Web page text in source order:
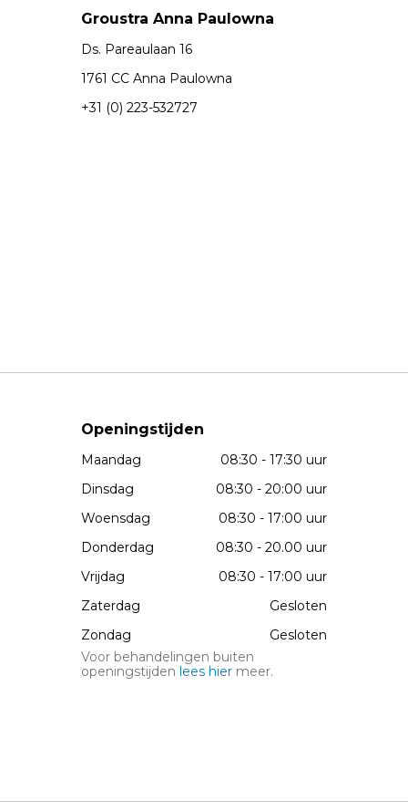
Groustra Anna Paulowna
Ds. Pareaulaan 16
1761 CC Anna Paulowna
+31 (0) 223-532727
Openingstijden
Maandag
08:30 - 17:30 uur
Dinsdag
08:30 - 20:00 uur
Woensdag
08:30 - 17:00 uur
Donderdag
08:30 - 20.00 uur
Vrijdag
08:30 - 17:00 uur
Zaterdag
Gesloten
Zondag
Gesloten
Voor behandelingen buiten
openingstijden lees hier meer.